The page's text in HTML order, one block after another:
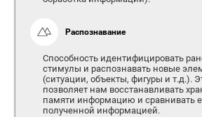
Распознавание
Способность идентифицировать
стимулы и распознавать новые
(ситуации, объекты, фигуры и т.д.).
позволяет нам восстанавливать
памяти информацию и сравнивать
полученной информацией.